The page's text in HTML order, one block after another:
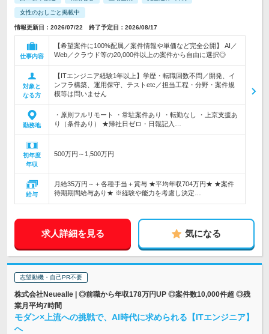
女性のおしごと掲載中
情報更新日：2026/07/22 終了予定日：2026/08/17
仕事内容
【希望案件に100%配属／案件情報や単価など完全公開】 AI／
Web／クラウド等の20,000件以上の案件から自由に選択◎
対象と
なる方
【ITエンジニア経験1年以上】学歴・転職回数不問／開発、イ
ンフラ構築、運用保守、テストetc／担当工程・分野・案件規
模等は問いません
勤務地
・原則フルリモート ・常駐案件あり ・転勤なし ・上京支援あ
り（条件あり） ★帰社日ゼロ・日報記入…
初年度
年収
500万円～1,500万円
給与
月給35万円～＋各種手当＋賞与 ★平均年収704万円★ ★案件
待期期間給与あり★ ※経験や能力を考慮し決定…
求人詳細を見る 気になる
志望動機・自己PR不要
株式会社Neuealle | ◎前職から年収178万円UP ◎案件数10,000件超 ◎残
業月平均7時間
モダン×上流への挑戦で、AI時代に求められる【ITエンジニア】
へ